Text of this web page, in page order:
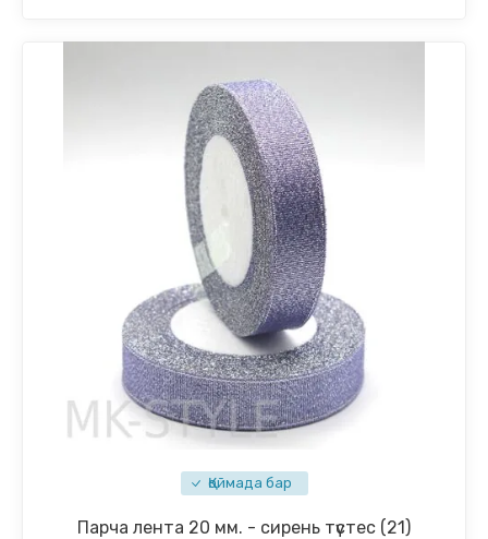
Қоймада бар
Парча лента 20 мм. - сирень түстес (21)